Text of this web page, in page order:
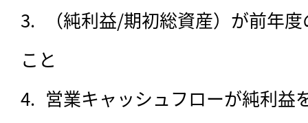
（純利益/期初総資産）が前年
こと
営業キャッシュフローが純利益